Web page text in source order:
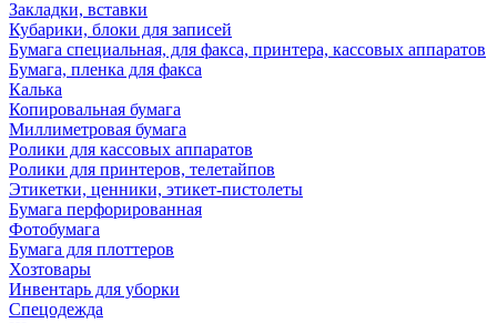
Закладки, вставки
Кубарики, блоки для записей
Бумага специальная, для факса, принтера, кассовых аппаратов
Бумага, пленка для факса
Калька
Копировальная бумага
Миллиметровая бумага
Ролики для кассовых аппаратов
Ролики для принтеров, телетайпов
Этикетки, ценники, этикет-пистолеты
Бумага перфорированная
Фотобумага
Бумага для плоттеров
Хозтовары
Инвентарь для уборки
Спецодежда